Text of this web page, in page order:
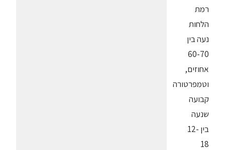
רמת
הלחות
נעה בין
60-70
אחוזים,
וטמפרטורה
קבועה
שנעה
בין 12-
18